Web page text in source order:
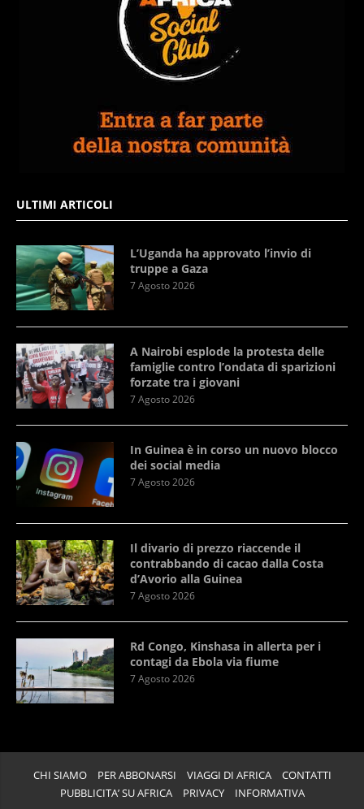
ULTIMI ARTICOLI
L’Uganda ha approvato l’invio di
truppe a Gaza
7 Agosto 2026
A Nairobi esplode la protesta delle
famiglie contro l’ondata di sparizioni
forzate tra i giovani
7 Agosto 2026
In Guinea è in corso un nuovo blocco
dei social media
7 Agosto 2026
Il divario di prezzo riaccende il
contrabbando di cacao dalla Costa
d’Avorio alla Guinea
7 Agosto 2026
Rd Congo, Kinshasa in allerta per i
contagi da Ebola via fiume
7 Agosto 2026
CHI SIAMO PER ABBONARSI VIAGGI DI AFRICA
CONTATTI
PUBBLICITA’ SU AFRICA
PRIVACY INFORMATIVA